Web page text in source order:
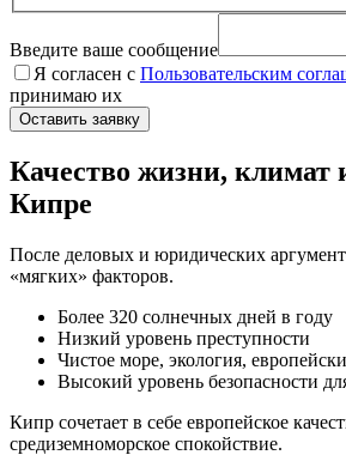
Введите ваше сообщение
Я согласен с Пользовательским
принимаю их
Оставить заявку
Качество жизни, климат
Кипре
После деловых и юридических
«мягких» факторов.
Более 320 солнечных дней в году
Низкий уровень преступности
Чистое море, экология,
Высокий уровень безопасности
Кипр сочетает в себе европейское
средиземноморское спокойствие.